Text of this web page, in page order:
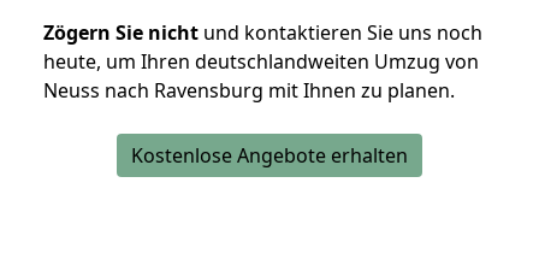
Zögern Sie nicht und kontaktieren Sie uns noch
heute, um Ihren deutschlandweiten Umzug von
Neuss nach Ravensburg mit Ihnen zu planen.
Kostenlose Angebote erhalten